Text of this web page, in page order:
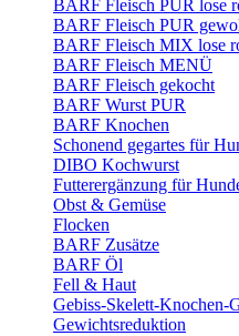
BARF Fleisch PUR lose
BARF Fleisch PUR
BARF Fleisch MIX lose
BARF Fleisch MENÜ
BARF Fleisch gekocht
BARF Wurst PUR
BARF Knochen
Schonend gegartes für
DIBO Kochwurst
Futterergänzung für
Obst & Gemüse
Flocken
BARF Zusätze
BARF Öl
Fell & Haut
Gebiss-Skelett-Knochen-
Gewichtsreduktion